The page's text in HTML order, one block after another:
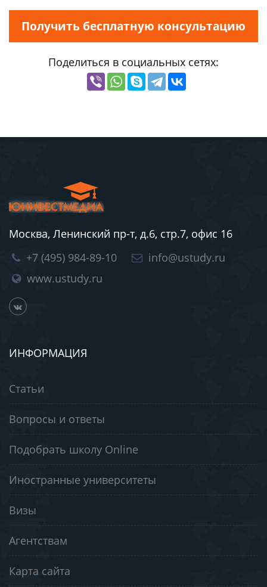
Получить бесплатную консультацию
Поделиться в социальных сетях:
Москва, Ленинский пр-т, д.6, стр.7, офис 16
+7 (495) 984-89-10
info@ustudy.ru
www.ustudy.ru
ИНФОРМАЦИЯ
Статьи
Вопросы и ответы
Подобрать школу Online
Иностранные университеты
Визы
Агентствам
Карта сайта